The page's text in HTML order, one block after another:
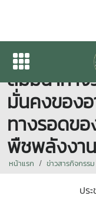
ประชุมวิชา
สัมมนาทาง
มั่นคงของ
ทางรอดข
พืชพลังงาน
หน้าแรก ข่าวสารกิจกรรม
ปร